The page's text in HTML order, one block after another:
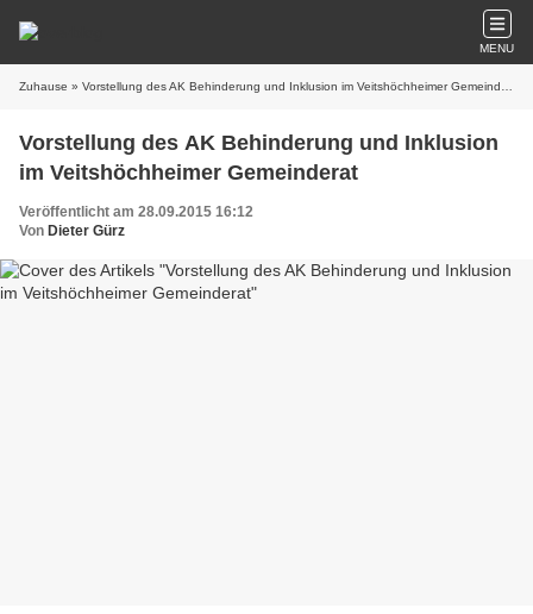
MENU
Zuhause » Vorstellung des AK Behinderung und Inklusion im Veitshöchheimer Gemeinderat
Vorstellung des AK Behinderung und Inklusion
im Veitshöchheimer Gemeinderat
Veröffentlicht am 28.09.2015 16:12
Von Dieter Gürz